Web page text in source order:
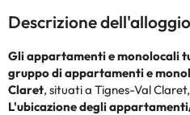
Descrizione dell'alloggio
Gli appartamenti e monolocali
gruppo di appartamenti e
Claret, situati a Tignes-Val
L'ubicazione degli